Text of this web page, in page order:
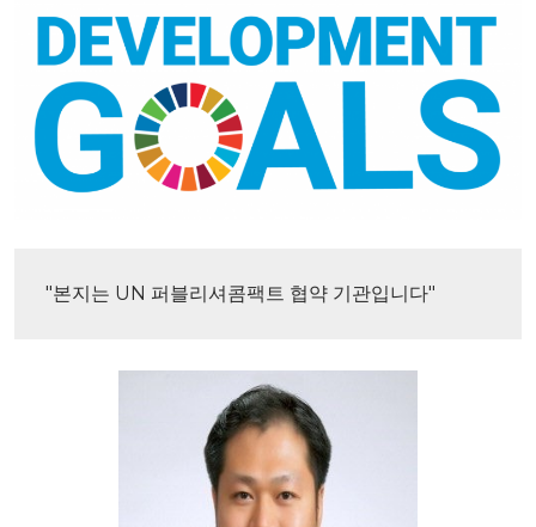
"본지는 UN 퍼블리셔콤팩트 협약 기관입니다"